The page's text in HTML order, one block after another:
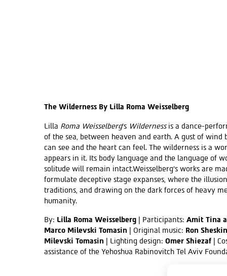
The Wilderness By Lilla Roma Weisselberg
Lilla Roma Weisselberg’s Wildernessis a dance-
of the sea, between heaven and earth. A gust of
can see and the heart can feel. The wilderness is a
appears in it. Its body language and the language of
solitude will remain intact.Weisselberg’s works are
formulate deceptive stage expanses, where the
traditions, and drawing on the dark forces of heavy
humanity.
By: Lilla Roma Weisselberg | Participants: Amit Tina
Marco Milevski Tomasin | Original music: Ron Sheskin
Milevski Tomasin | Lighting design: Omer Shiezaf |
assistance of the Yehoshua Rabinovitch Tel Aviv